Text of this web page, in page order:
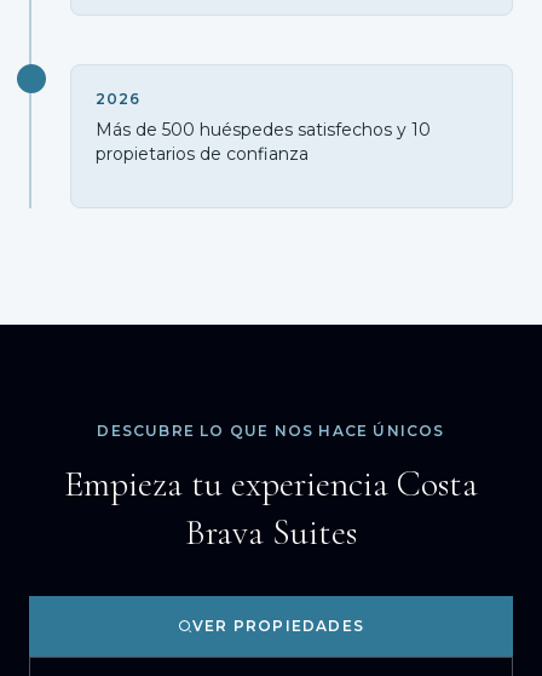
2026
Más de 500 huéspedes satisfechos y 10
propietarios de confianza
DESCUBRE LO QUE NOS HACE ÚNICOS
Empieza tu experiencia Costa
Brava Suites
VER PROPIEDADES